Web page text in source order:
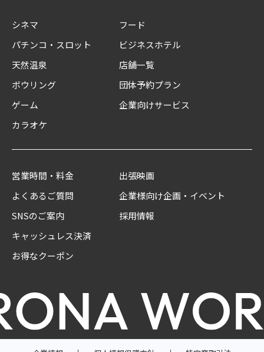
シネマ
パチンコ・スロット
天然温泉
ボウリング
ゲーム
カラオケ
フード
ビジネスホテル
店舗一覧
団体予約プラン
企業向けサービス
営業時間・料金
よくあるご質問
SNSのご案内
キャッシュレス決済
お得なクーポン
出張映画
企業様向け企画・イベント
採用情報